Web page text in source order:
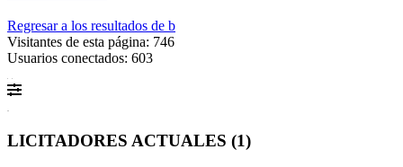
Regresar a los resultados de b
Visitantes de esta página: 746
Usuarios conectados: 603
LICITADORES ACTUALES (1)